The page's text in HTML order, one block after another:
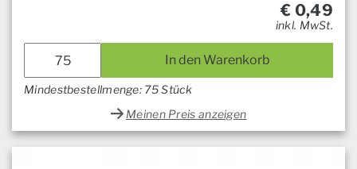
€ 0,49
inkl. MwSt.
In den Warenkorb
Mindestbestellmenge: 75 Stück
Meinen Preis anzeigen